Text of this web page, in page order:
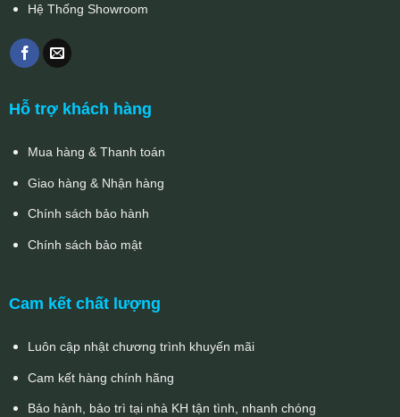
Hệ Thống Showroom
Hỗ trợ khách hàng
Mua hàng & Thanh toán
Giao hàng & Nhận hàng
Chính sách bảo hành
Chính sách bảo mật
Cam kết chất lượng
Luôn cập nhật chương trình khuyến mãi
Cam kết hàng chính hãng
Bảo hành, bảo trì tại nhà KH tận tình, nhanh chóng